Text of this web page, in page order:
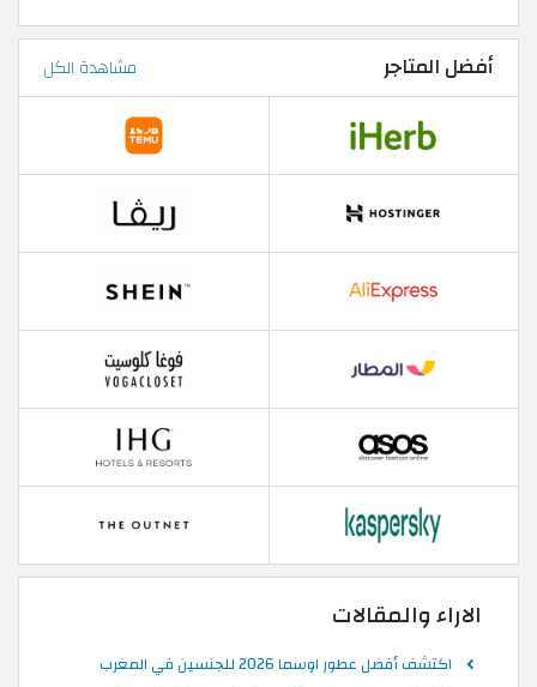
أفضل المتاجر مشاهدة الكل
الاراء والمقالات
اكتشف أفضل عطور اوسما 2026 للجنسين في المغرب